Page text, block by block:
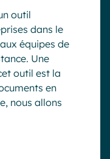
outil
dans le
équipes de
Une
outil est la
en
nous allons